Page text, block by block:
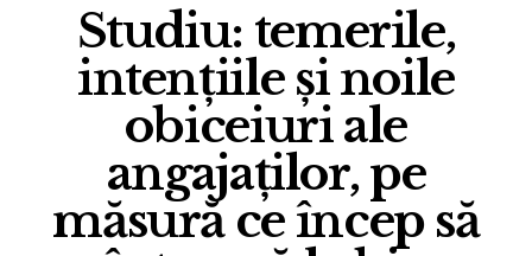
Studiu: temerile,
intențiile și noile
obiceiuri ale
angajaților, pe
măsură ce încep să